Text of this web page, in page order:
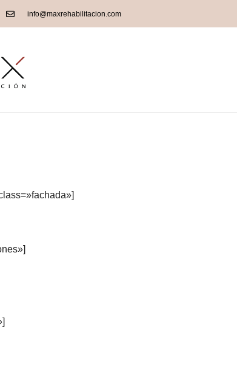
info@maxrehabilitacion.com